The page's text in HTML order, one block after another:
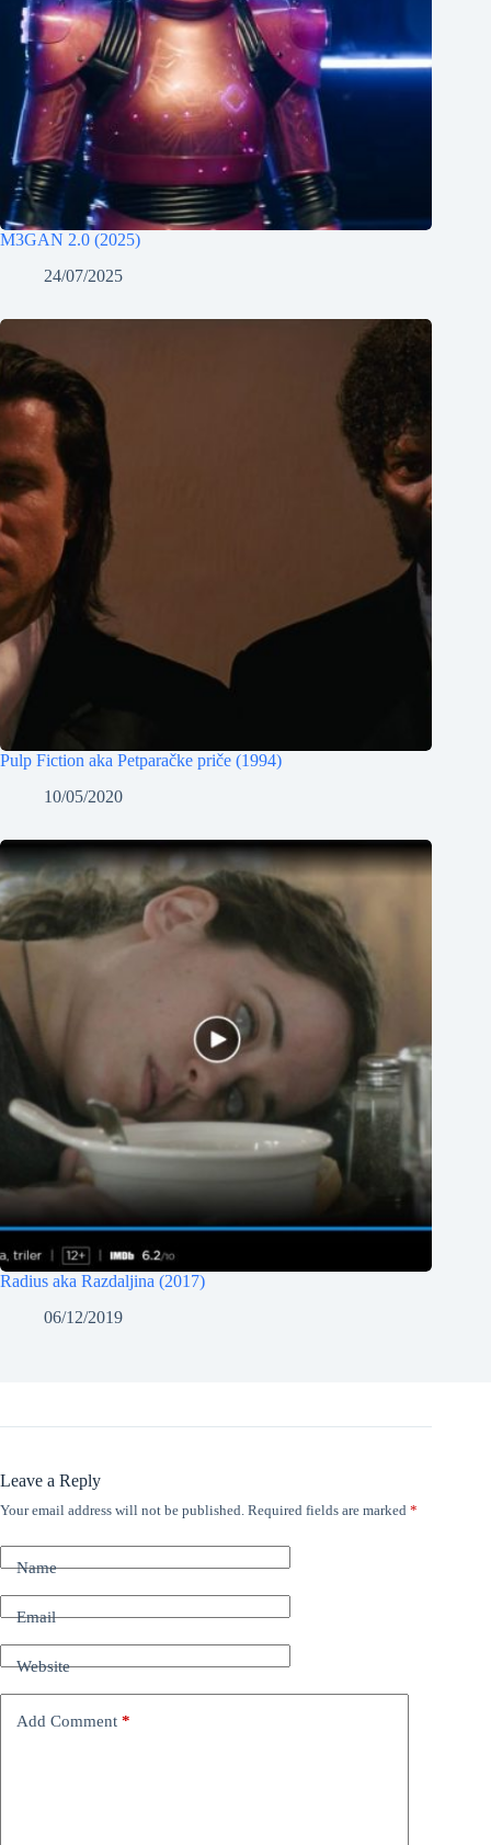
M3GAN 2.0 (2025)
24/07/2025
Pulp Fiction aka Petparačke priče (1994)
10/05/2020
Radius aka Razdaljina (2017)
06/12/2019
Leave a Reply
Your email address will not be published. Required fields are marked *
Name
Email
Website
Add Comment *